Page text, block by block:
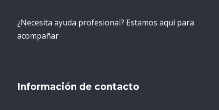
¿Necesita ayuda profesional? Estamos aquí para
acompañar
Información de contacto